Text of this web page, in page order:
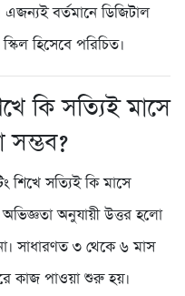
বর্তমানে ডিজিটাল
হিসেবে পরিচিত।
কি সত্যিই মাসে
শিখে সত্যিই কি মাসে
অনুযায়ী উত্তর হলো
সাধারণত ৩ থেকে ৬ মাস
কাজ পাওয়া শুরু হয়।